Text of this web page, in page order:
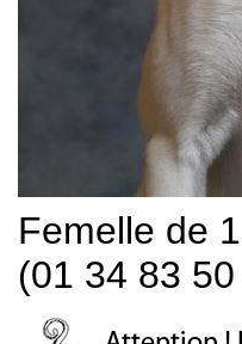
Femelle de
(01 34 83